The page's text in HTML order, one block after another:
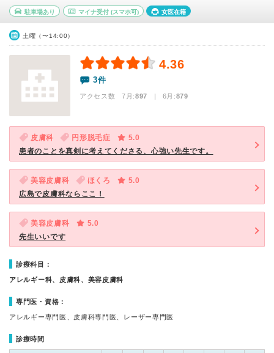
駐車場あり マイナ受付(スマホ可) 女医在籍
土曜（〜14:00）
4.36
3件
アクセス数 7月:897 | 6月:879
皮膚科 円形脱毛症
5.0
患者のことを真剣に考えてくださる、心強い先生です。
美容皮膚科 ほくろ
5.0
広島で皮膚科ならここ！
美容皮膚科
5.0
先生いいです
診療科目：
アレルギー科、皮膚科、美容皮膚科
専門医・資格：
アレルギー専門医、皮膚科専門医、レーザー専門医
診療時間